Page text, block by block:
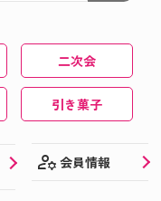
二次会
引き菓子
manage_accounts 会員情報